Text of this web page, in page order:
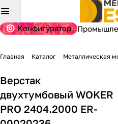
Конфигуратор
Главная Каталог Металлическая
Верстак
двухтумбовый WOKER
PRO 2404.2000 ER-